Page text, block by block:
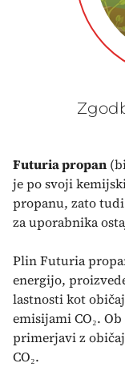
Futuria propan
je po svoji
propanu, zato
za uporabnika
Plin Futuria
energijo,
lastnosti kot
emisijami CO₂.
primerjavi z
CO₂.